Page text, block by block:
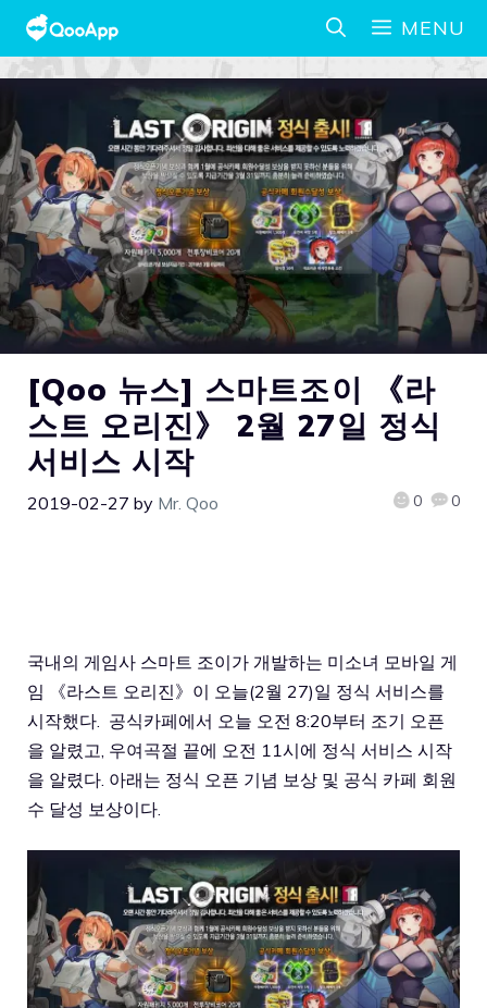
MENU
[Qoo 뉴스] 스마트조이 《라
스트 오리진》 2월 27일 정식
서비스 시작
2019-02-27 by Mr. Qoo 0 0
국내의 게임사 스마트 조이가 개발하는 미소녀 모바일 게
임 《라스트 오리진》이 오늘(2월 27)일 정식 서비스를
시작했다. 공식카페에서 오늘 오전 8:20부터 조기 오픈
을 알렸고, 우여곡절 끝에 오전 11시에 정식 서비스 시작
을 알렸다. 아래는 정식 오픈 기념 보상 및 공식 카페 회원
수 달성 보상이다.